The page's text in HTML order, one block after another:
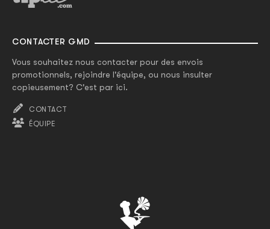
CONTACTER GMD
Vous souhaitez nous contacter pour des envois
promotionnels, rejoindre l'équipe, ou nous insulter
copieusement? C'est par ici.
CONTACT
ÉQUIPE